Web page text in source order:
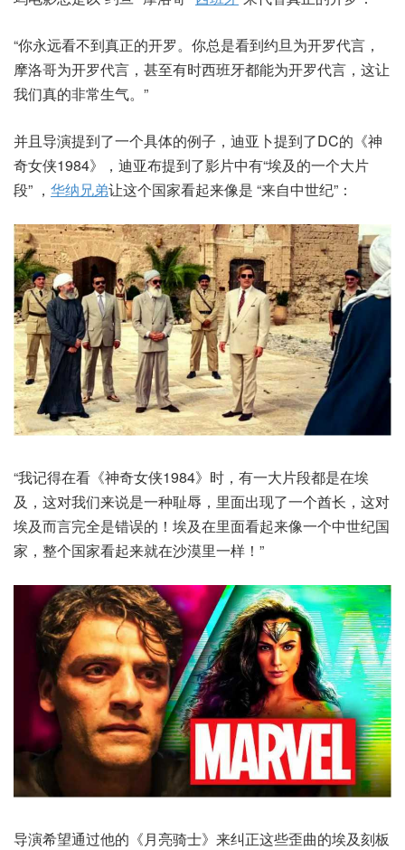
“你永远看不到真正的开罗。你总是看到约旦为开罗代言，
摩洛哥为开罗代言，甚至有时西班牙都能为开罗代言，这让
我们真的非常生气。”
并且导演提到了一个具体的例子，迪亚卜提到了DC的《神
奇女侠1984》，迪亚布提到了影片中有“埃及的一个大片
段” ， 华纳兄弟让这个国家看起来像是 “来自中世纪”：
“我记得在看《神奇女侠1984》时，有一大片段都是在埃
及，这对我们来说是一种耻辱，里面出现了一个酋长，这对
埃及而言完全是错误的！埃及在里面看起来像一个中世纪国
家，整个国家看起来就在沙漠里一样！”
导演希望通过他的《月亮骑士》来纠正这些歪曲的埃及刻板